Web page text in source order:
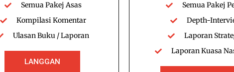
Semua Pakej Asas
Kompilasi Komentar
Ulasan Buku / Laporan
LANGGAN
Semua Pakej
Depth-
Laporan
Laporan Kuasa